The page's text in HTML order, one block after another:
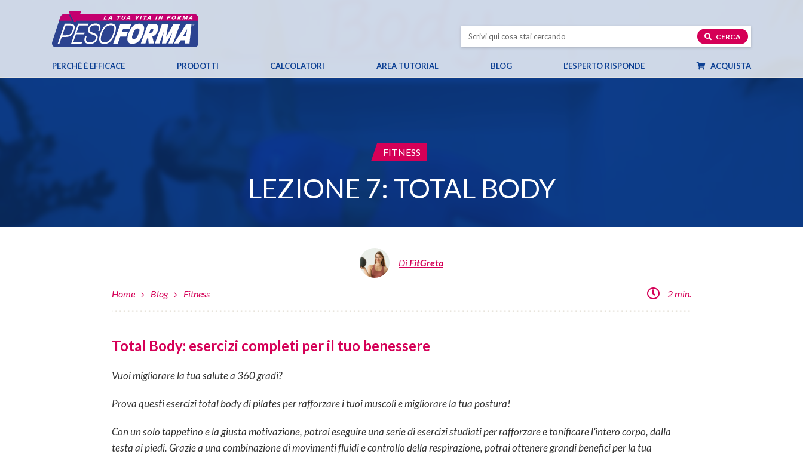
CERCA
PERCHÉ È EFFICACE PRODOTTI CALCOLATORI AREA TUTORIAL BLOG L’ESPERTO RISPONDE ACQUISTA
CATEGORIA:
FITNESS
LEZIONE 7: TOTAL BODY
DiFitGreta
Home Blog Fitness 2 min.
Total Body: esercizi completi per il tuo benessere
Vuoi migliorare la tua salute a 360 gradi?
Prova questi esercizi total body di pilates per rafforzare i tuoi muscoli e migliorare la tua postura!
Con un solo tappetino e la giusta motivazione, potrai eseguire una serie di esercizi studiati per rafforzare e tonificare l’intero corpo, dalla
testa ai piedi. Grazie a una combinazione di movimenti fluidi e controllo della respirazione, potrai ottenere grandi benefici per la tua